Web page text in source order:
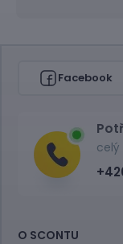
Facebook
O SCONTU